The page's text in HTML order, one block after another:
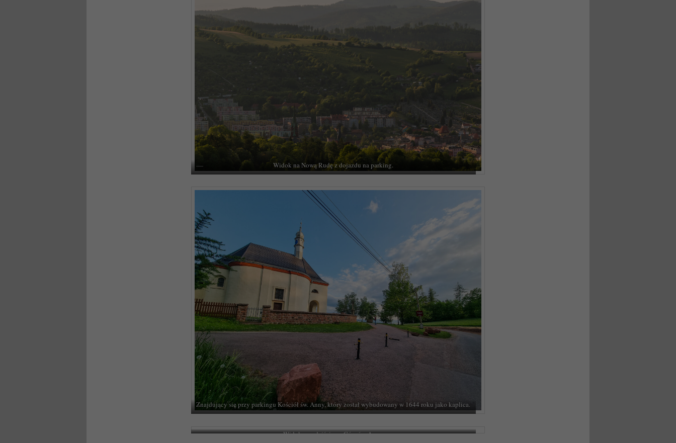
Widok na Nową Rudę z dojazdu na parking.
Znajdujący się przy parkingu Kościół św. Anny, który został wybudowany w 1644 roku jako kaplica.
Widok z podejścia na Górę św. Anny.